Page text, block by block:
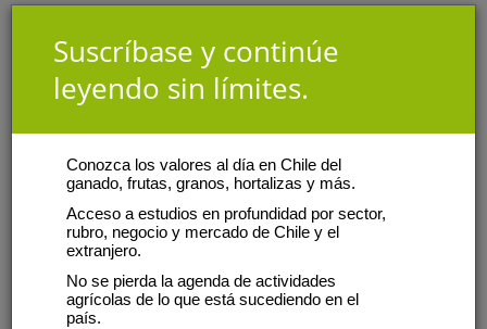
Suscríbase y continúe
leyendo sin límites.
Conozca los valores al día en Chile del
ganado, frutas, granos, hortalizas y más.
Acceso a estudios en profundidad por sector,
rubro, negocio y mercado de Chile y el
extranjero.
No se pierda la agenda de actividades
agrícolas de lo que está sucediendo en el
país.